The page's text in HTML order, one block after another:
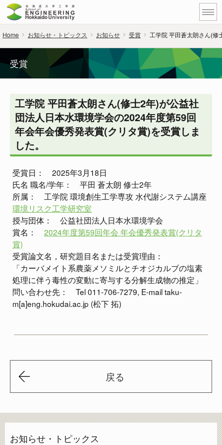
Home お知らせ・トピックス お知らせ 受賞 工学院 平田蒼太朗さん(修
受賞
工学院 平田蒼太朗さん(修士2年)が公益社
団法人日本水環境学会の2024年度第59回
年会年会優秀発表賞(クリタ賞)を受賞しま
した。
受賞日： 2025年3月18日
氏名 職名/学年： 平田 蒼太朗 修士2年
所属： 工学院 環境創生工学専攻 水代謝システム講座
環境リスク工学研究室
授与団体： 公益社団法人日本水環境学会
賞名： 2024年度第59回年会 年会優秀発表賞(クリタ
賞)
受賞論文名，研究題目名または受賞理由：
「カーバメイト系農薬メソミルとチオジカルブの塩素
処理に伴う毒性の変動に寄与する分解生成物の推定」
問い合わせ先： Tel 011-706-7279, E-mail taku-
m[a]eng.hokudai.ac.jp (松下 拓)
戻る
お知らせ・トピックス